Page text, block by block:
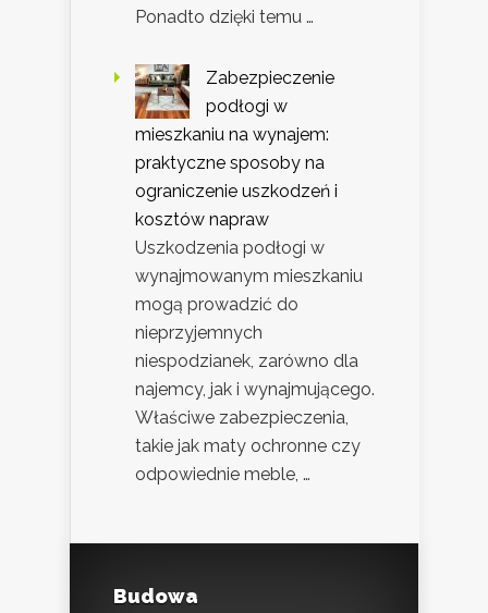
Ponadto dzięki temu …
Zabezpieczenie
podłogi w
mieszkaniu na wynajem:
praktyczne sposoby na
ograniczenie uszkodzeń i
kosztów napraw
Uszkodzenia podłogi w
wynajmowanym mieszkaniu
mogą prowadzić do
nieprzyjemnych
niespodzianek, zarówno dla
najemcy, jak i wynajmującego.
Właściwe zabezpieczenia,
takie jak maty ochronne czy
odpowiednie meble, …
Budowa